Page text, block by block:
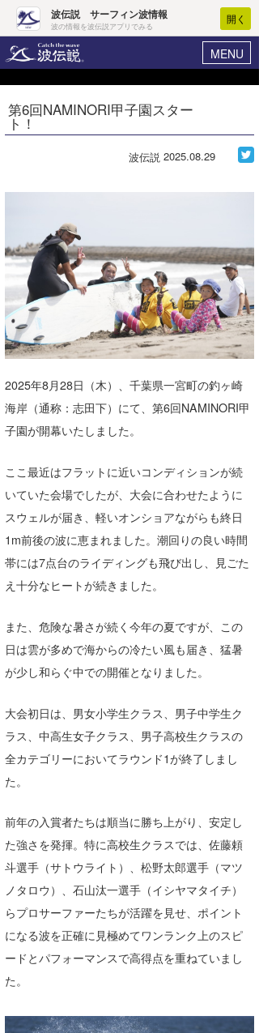
波伝説 サーフィン波情報
波の情報を波伝説アプリでみる
開く
MENU
ヘルプ マイホーム
ログイン
WAVE HUNTER
気象情報
ニュース
サーフィンエリアガイド
会員メニュー
今月のプレゼント
第6回NAMINORI甲子園スター
ト！
波伝説 2025.08.29
2025年8月28日（木）、千葉県一宮町の釣ヶ崎
海岸（通称：志田下）にて、第6回NAMINORI甲
子園が開幕いたしました。
ここ最近はフラットに近いコンディションが続
いていた会場でしたが、大会に合わせたように
スウェルが届き、軽いオンショアながらも終日
1m前後の波に恵まれました。潮回りの良い時間
帯には7点台のライディングも飛び出し、見ごた
え十分なヒートが続きました。
また、危険な暑さが続く今年の夏ですが、この
日は雲が多めで海からの冷たい風も届き、猛暑
が少し和らぐ中での開催となりました。
大会初日は、男女小学生クラス、男子中学生ク
ラス、中高生女子クラス、男子高校生クラスの
全カテゴリーにおいてラウンド1が終了しまし
た。
前年の入賞者たちは順当に勝ち上がり、安定し
た強さを発揮。特に高校生クラスでは、佐藤頼
斗選手（サトウライト）、松野太郎選手（マツ
ノタロウ）、石山汰一選手（イシヤマタイチ）
らプロサーファーたちが活躍を見せ、ポイント
になる波を正確に見極めてワンランク上のスピ
ードとパフォーマンスで高得点を重ねていまし
た。
Core Surf Japan
コラム
トラベル
ショップ情報
ショップ情報
千葉北
伊豆
千葉南
四国
ウラナミ
その他
VOTE!
サーファーズ
ライター/寄稿メディア
Core Surf Japan
Yasunari Inoue
Yoshiyuki Obata
arukasvision
DELTA FORCE SURF
Colors MAGAZINE
WAVAL
福島寿実子
中浦“JET”章
嵯峨明日香
進士剛光
波伝説スタッフ
☆加藤
+☆maki☆+
Aichan
波伝説